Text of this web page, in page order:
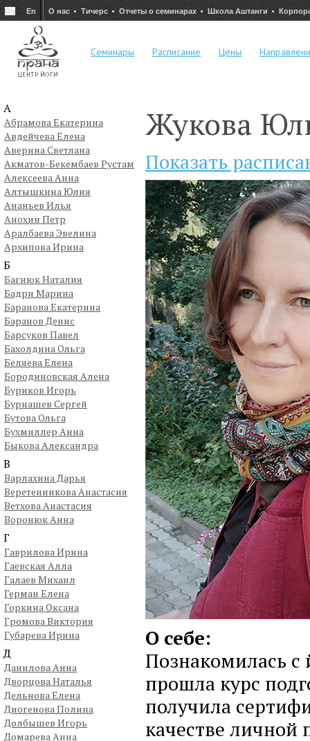
Ru En О нас Тичерс Отчеты о семинарах Школа Аштанги
Семинары Расписание Цены
А
Абрамова Екатерина
Авдейчева Елена
Аверина Светлана
Акматов-Бекембаев Рустам
Алексеева Анна
Алтышкина Юлия
Ананьев Илья
Анохин Петр
Аралбаева Эвелина
Архипова Ирина
Б
Багнюк Наталия
Бадри Марина
Баранова Екатерина
Баранов Денис
Барсуков Павел
Бахолдина Ольга
Беляева Елена
Бородиновская Алена
Буриков Игорь
Бурнашев Сергей
Бутова Ольга
Бухмиллер Анна
Быкова Александра
В
Варлахина Дарья
Веретенникова Анастасия
Ветхова Анастасия
Воронюк Анна
Г
Гаврилова Ирина
Гаевская Алла
Галаев Михаил
Герман Елена
Горкина Оксана
Громова Виктория
Губарева Ирина
Д
Данилова Анна
Дворцова Наталья
Дельнова Елена
Диогенова Полина
Долбышев Игорь
Домарева Анна
Жукова
Показать
О себе:
Познакомилась с
прошла курс
получила
качестве личной